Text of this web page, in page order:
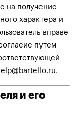
на получение
характера и
вправе
путем
и его